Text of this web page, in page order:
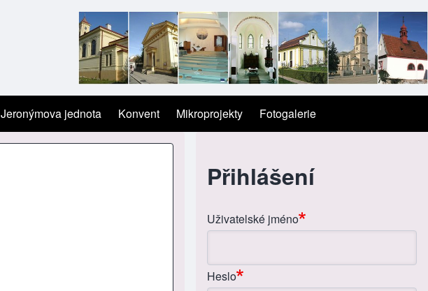
Jeronýmova jednota Konvent Mikroprojekty Fotogalerie
Přihlášení
Uživatelské jméno
Heslo